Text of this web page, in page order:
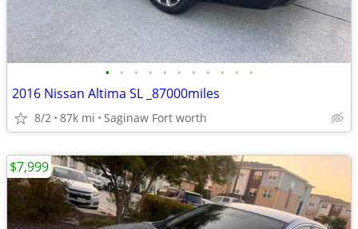
• • • • • • • • • • •
2016 Nissan Altima SL _87000miles
8/2 87k mi Saginaw Fort worth
$7,999